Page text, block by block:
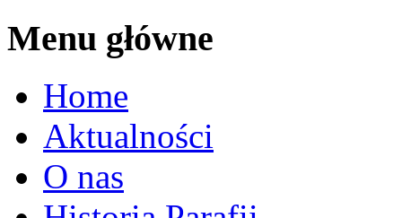
Menu główne
Home
Aktualności
O nas